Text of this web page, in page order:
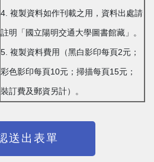
4. 複製資料如作刊載之用，資料出處請
註明「國立陽明交通大學圖書館藏」。
5. 複製資料費用（黑白影印每頁2元；
彩色影印每頁10元；掃描每頁15元；
裝訂費及郵資另計）。